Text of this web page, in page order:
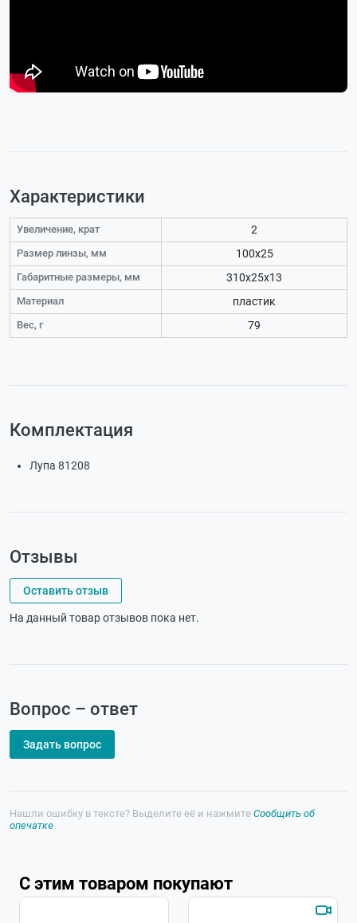
Характеристики
Увеличение, крат 2
Размер линзы, мм 100x25
Габаритные размеры, мм 310x25x13
Материал пластик
Вес, г 79
Комплектация
Лупа 81208
Отзывы
Оставить отзыв
На данный товар отзывов пока нет.
Вопрос – ответ
Задать вопрос
Нашли ошибку в тексте? Выделите её и нажмите Сообщить об
опечатке
С этим товаром покупают